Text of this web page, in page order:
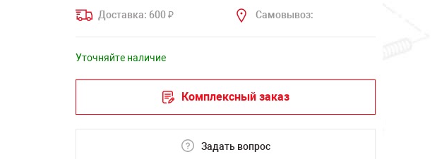
Доставка: 600 ₽ Самовывоз:
Уточняйте наличие
Комплексный заказ
Задать вопрос